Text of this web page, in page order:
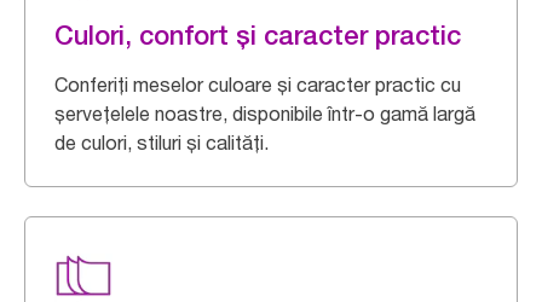
Culori, confort și caracter practic
Conferiți meselor culoare și caracter practic cu
șervețelele noastre, disponibile într-o gamă largă
de culori, stiluri și calități.